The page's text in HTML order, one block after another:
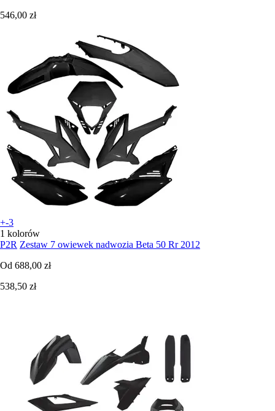
546,00 zł
+-3
1 kolorów
P2R Zestaw 7 owiewek nadwozia Beta 50 Rr 2012
Od 688,00 zł
538,50 zł